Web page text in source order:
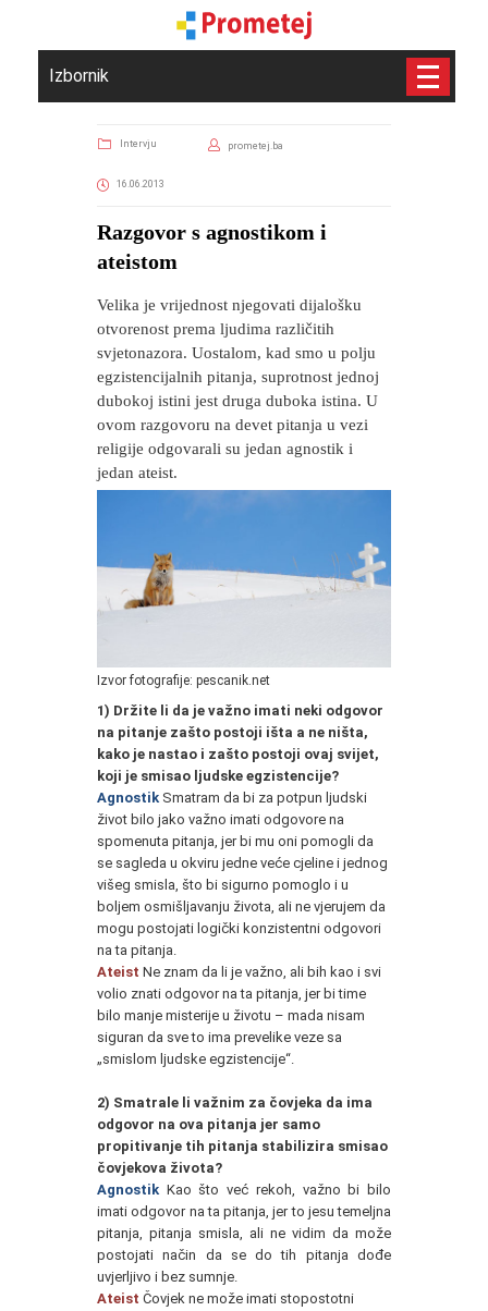
Izbornik
Intervju prometej.ba
16.06.2013
Razgovor s agnostikom i
ateistom
Velika je vrijednost njegovati dijalošku
otvorenost prema ljudima različitih
svjetonazora. Uostalom, kad smo u polju
egzistencijalnih pitanja, suprotnost jednoj
dubokoj istini jest druga duboka istina. U
ovom razgovoru na devet pitanja u vezi
religije odgovarali su jedan agnostik i
jedan ateist.
Izvor fotografije: pescanik.net
1) Držite li da je važno imati neki odgovor
na pitanje zašto postoji išta a ne ništa,
kako je nastao i zašto postoji ovaj svijet,
koji je smisao ljudske egzistencije?
Agnostik Smatram da bi za potpun ljudski
život bilo jako važno imati odgovore na
spomenuta pitanja, jer bi mu oni pomogli da
se sagleda u okviru jedne veće cjeline i jednog
višeg smisla, što bi sigurno pomoglo i u
boljem osmišljavanju života, ali ne vjerujem da
mogu postojati logički konzistentni odgovori
na ta pitanja.
Ateist Ne znam da li je važno, ali bih kao i svi
volio znati odgovor na ta pitanja, jer bi time
bilo manje misterije u životu – mada nisam
siguran da sve to ima prevelike veze sa
„smislom ljudske egzistencije“.
2) Smatrale li važnim za čovjeka da ima
odgovor na ova pitanja jer samo
propitivanje tih pitanja stabilizira smisao
čovjekova života?
Agnostik Kao što već rekoh, važno bi bilo
imati odgovor na ta pitanja, jer to jesu temeljna
pitanja, pitanja smisla, ali ne vidim da može
postojati način da se do tih pitanja dođe
uvjerljivo i bez sumnje.
Ateist Čovjek ne može imati stopostotni